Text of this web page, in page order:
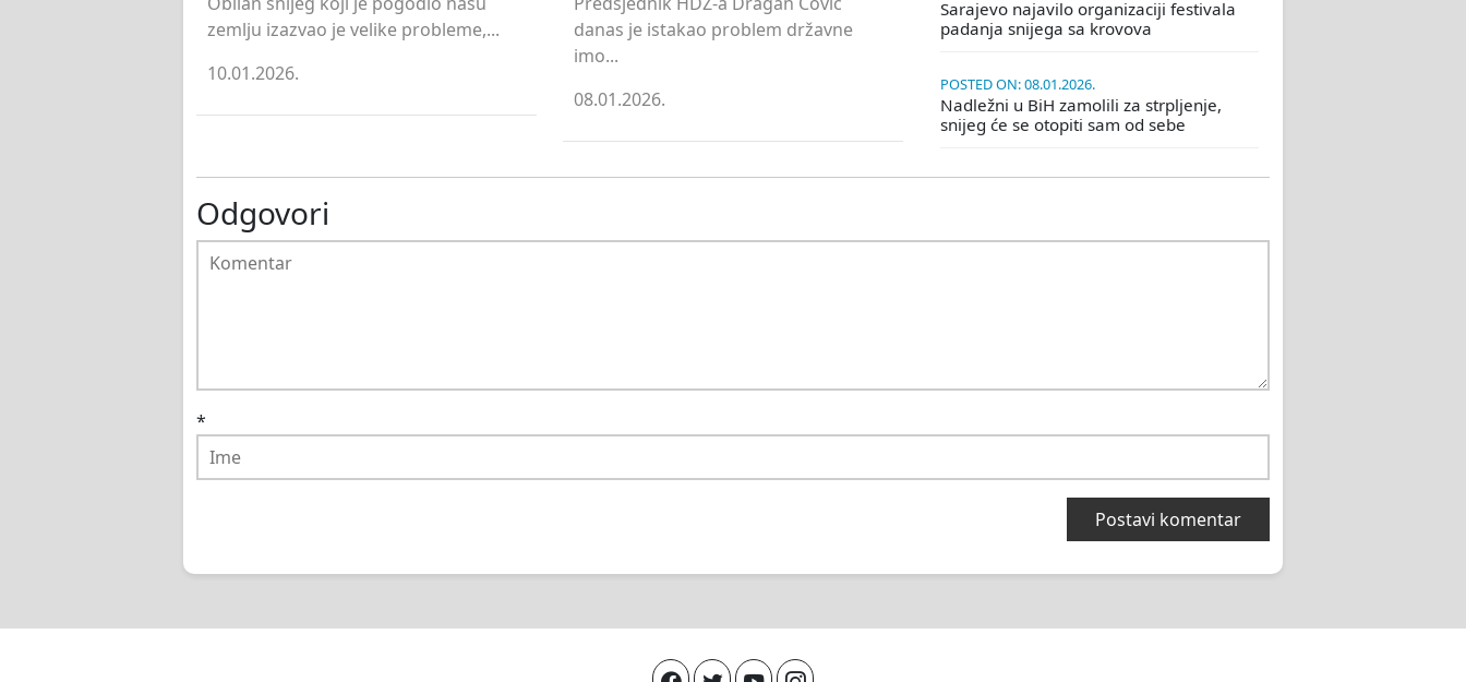
zemlju izazvao je velike probleme,...
10.01.2026.
danas je istakao problem državne
imo...
08.01.2026.
Sarajevo najavilo organizaciji festivala
padanja snijega sa krovova
POSTED ON: 08.01.2026.
Nadležni u BiH zamolili za strpljenje,
snijeg će se otopiti sam od sebe
Odgovori
*